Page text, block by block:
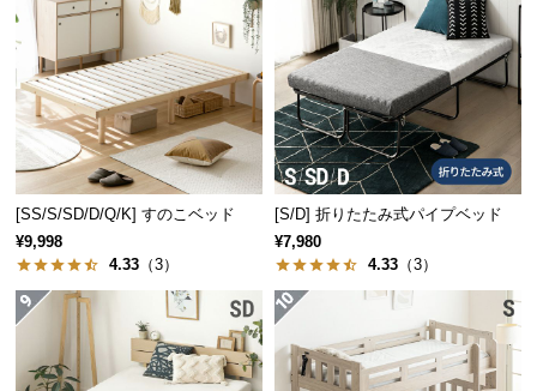
に
い
て
保
に
つ
い
て
会
員
高湿度 低湿度
[SS/S/SD/D/Q/K] すのこベッド
¥9,998
4.33 （3）
[S/D] 折りたたみ式パイプベッド
¥7,980
4.33 （3）